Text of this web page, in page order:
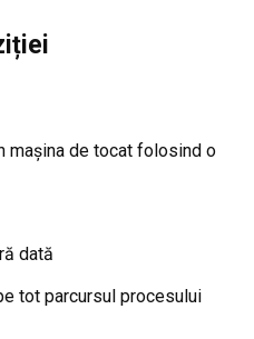
mașina de tocat folosind o
dată
tot parcursul procesului